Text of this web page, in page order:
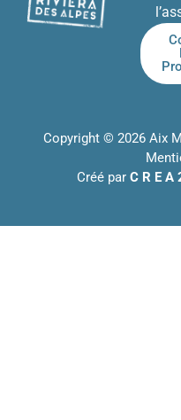
Copyright © 2026 Aix
Créé par C R E A